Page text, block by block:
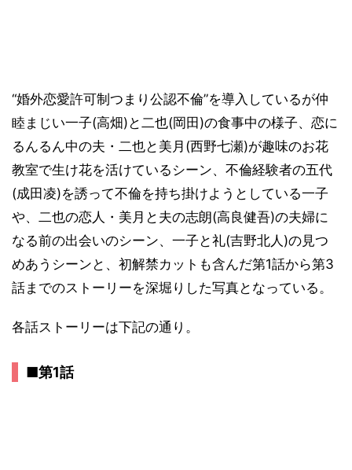
“婚外恋愛許可制つまり公認不倫”を導入しているが仲
睦まじい一子(高畑)と二也(岡田)の食事中の様子、恋に
るんるん中の夫・二也と美月(西野七瀬)が趣味のお花
教室で生け花を活けているシーン、不倫経験者の五代
(成田凌)を誘って不倫を持ち掛けようとしている一子
や、二也の恋人・美月と夫の志朗(高良健吾)の夫婦に
なる前の出会いのシーン、一子と礼(吉野北人)の見つ
めあうシーンと、初解禁カットも含んだ第1話から第3
話までのストーリーを深堀りした写真となっている。
各話ストーリーは下記の通り。
■第1話